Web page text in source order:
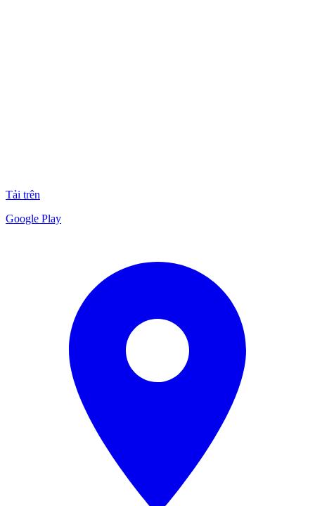
Tải trên
Google Play